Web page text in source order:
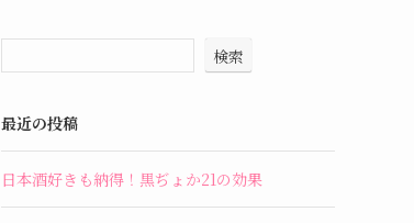
検索
最近の投稿
日本酒好きも納得！黒ぢょか21の効果